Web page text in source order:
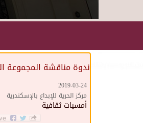
ندوة مناقشة
2019-03-24
مركز الحرية للإبداع بالإسكندرية
أمسيات ثقافية